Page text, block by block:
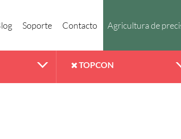
Soporte Contacto Agricultura de
TOPCON